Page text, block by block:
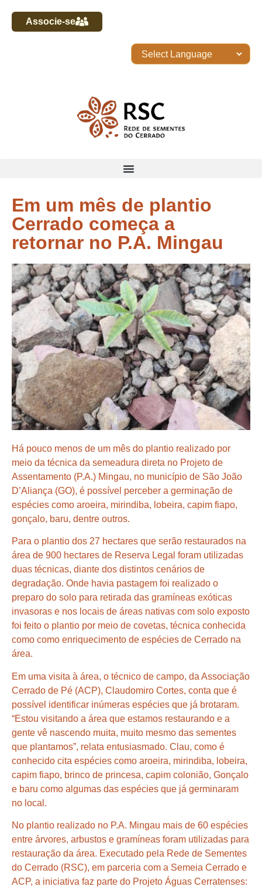
Associe-se
Em um mês de plantio
Cerrado começa a
retornar no P.A. Mingau
Há pouco menos de um mês do plantio realizado por
meio da técnica da semeadura direta no Projeto de
Assentamento (P.A.) Mingau, no município de São João
D’Aliança (GO), é possível perceber a germinação de
espécies como aroeira, mirindiba, lobeira, capim fiapo,
gonçalo, baru, dentre outros.
Para o plantio dos 27 hectares que serão restaurados na
área de 900 hectares de Reserva Legal foram utilizadas
duas técnicas, diante dos distintos cenários de
degradação. Onde havia pastagem foi realizado o
preparo do solo para retirada das gramíneas exóticas
invasoras e nos locais de áreas nativas com solo exposto
foi feito o plantio por meio de covetas, técnica conhecida
como como enriquecimento de espécies de Cerrado na
área.
Em uma visita à área, o técnico de campo, da Associação
Cerrado de Pé (ACP), Claudomiro Cortes, conta que é
possível identificar inúmeras espécies que já brotaram.
“Estou visitando a área que estamos restaurando e a
gente vê nascendo muita, muito mesmo das sementes
que plantamos”, relata entusiasmado. Clau, como é
conhecido cita espécies como aroeira, mirindiba, lobeira,
capim fiapo, brinco de princesa, capim colonião, Gonçalo
e baru como algumas das espécies que já germinaram
no local.
No plantio realizado no P.A. Mingau mais de 60 espécies
entre árvores, arbustos e gramíneas foram utilizadas para
restauração da área. Executado pela Rede de Sementes
do Cerrado (RSC), em parceria com a Semeia Cerrado e
ACP, a iniciativa faz parte do Projeto Águas Cerratenses: